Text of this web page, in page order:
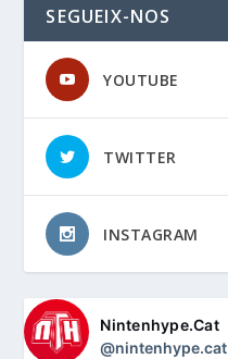
SEGUEIX-NOS
YOUTUBE
TWITTER
INSTAGRAM
Nintenhype.Cat
@nintenhype.cat